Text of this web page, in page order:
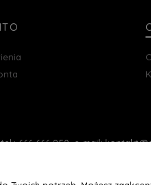
666 666 950, e-mail: